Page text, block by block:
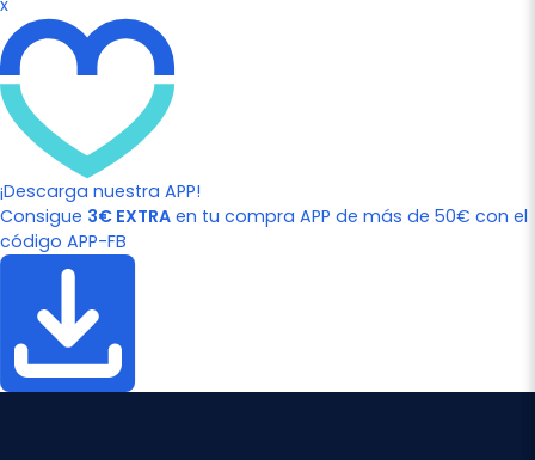
x
¡Descarga nuestra APP!
Consigue 3€ EXTRA en tu compra APP de más de 50€ con el
código APP-FB